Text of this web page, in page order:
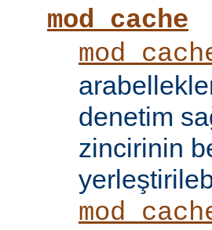
mod_cache
denetim
zincirinin